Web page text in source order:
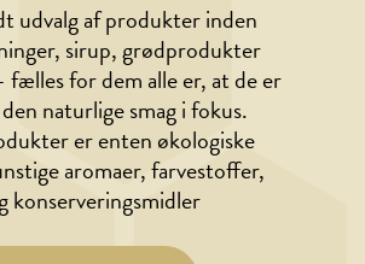
udvalg af produkter inden
sirup, grødprodukter
fælles for dem alle er, at de er
naturlige smag i fokus.
er enten økologiske
aromaer, farvestoffer,
konserveringsmidler